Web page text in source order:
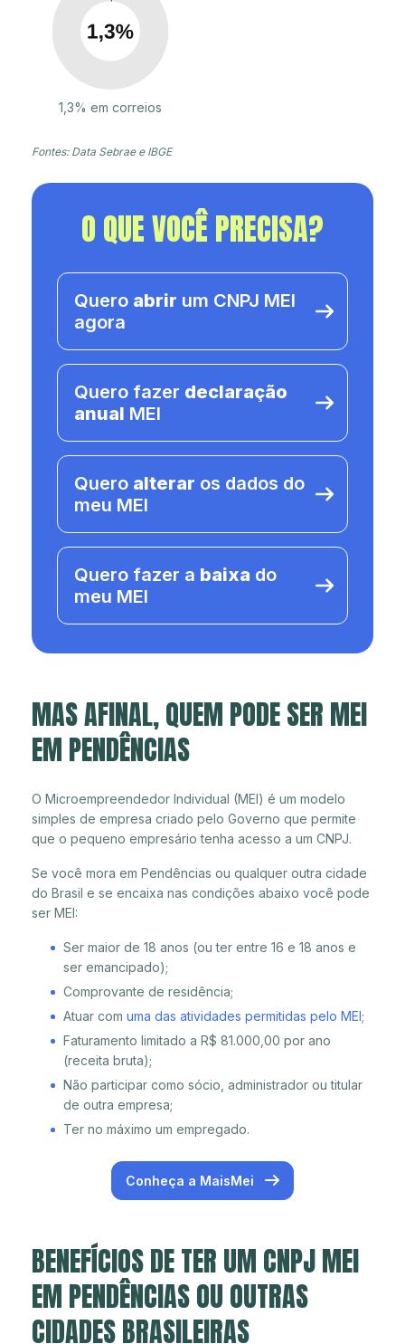
1,3% em correios
Fontes: Data Sebrae e IBGE
O QUE VOCÊ PRECISA?
Quero abrir um CNPJ MEI
agora
Quero fazer declaração
anual MEI
Quero alterar os dados do
meu MEI
Quero fazer a baixa do
meu MEI
MAS AFINAL, QUEM PODE SER MEI
EM PENDÊNCIAS
O Microempreendedor Individual (MEI) é um modelo
simples de empresa criado pelo Governo que permite
que o pequeno empresário tenha acesso a um CNPJ.
Se você mora em Pendências ou qualquer outra cidade
do Brasil e se encaixa nas condições abaixo você pode
ser MEI:
Ser maior de 18 anos (ou ter entre 16 e 18 anos e
ser emancipado);
Comprovante de residência;
Atuar com uma das atividades permitidas pelo MEI;
Faturamento limitado a R$ 81.000,00 por ano
(receita bruta);
Não participar como sócio, administrador ou titular
de outra empresa;
Ter no máximo um empregado.
Conheça a MaisMei
BENEFÍCIOS DE TER UM CNPJ MEI
EM PENDÊNCIAS OU OUTRAS
CIDADES BRASILEIRAS